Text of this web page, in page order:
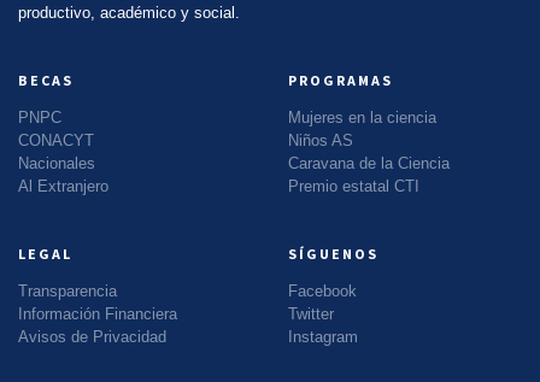
productivo, académico y social.
BECAS
PNPC
CONACYT
Nacionales
Al Extranjero
PROGRAMAS
Mujeres en la ciencia
Niños AS
Caravana de la Ciencia
Premio estatal CTI
LEGAL
Transparencia
Información Financiera
Avisos de Privacidad
SÍGUENOS
Facebook
Twitter
Instagram